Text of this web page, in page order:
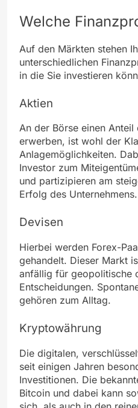
Welche
Auf den Märkten stehen
unterschiedlichen
in die Sie investieren
Aktien
An der Börse einen Anteil
erwerben, ist wohl der
Anlagemöglichkeiten.
Investor zum
und partizipieren am
Erfolg des Unternehmens.
Devisen
Hierbei werden Forex-
gehandelt. Dieser Markt
anfällig für geopolitische
Entscheidungen.
gehören zum Alltag.
Kryptowährung
Die digitalen,
seit einigen Jahren
Investitionen. Die
Bitcoin und dabei kann